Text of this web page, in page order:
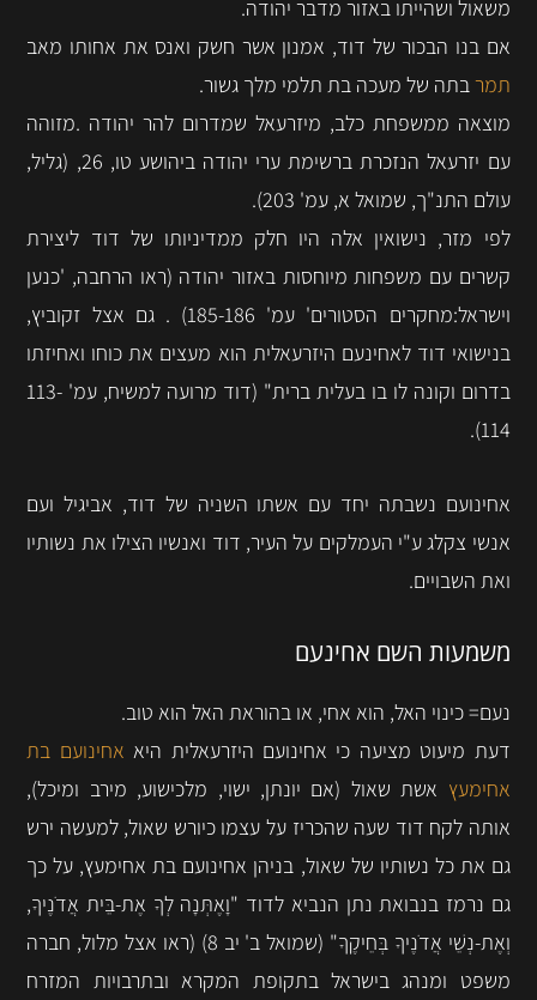
משאול ושהייתו באזור מדבר יהודה.
אם בנו הבכור של דוד, אמנון אשר חשק ואנס את אחותו מאב
תמר בתה של מעכה בת תלמי מלך גשור.
מוצאה ממשפחת כלב, מיזרעאל שמדרום להר יהודה .מזוהה
עם יזרעאל הנזכרת ברשימת ערי יהודה ביהושע טו, 26, (גליל,
עולם התנ"ך, שמואל א, עמ' 203).
לפי מזר, נישואין אלה היו חלק ממדיניותו של דוד ליצירת
קשרים עם משפחות מיוחסות באזור יהודה (ראו הרחבה, 'כנען
וישראל:מחקרים הסטורים' עמ' 185-186) . גם אצל זקוביץ,
בנישואי דוד לאחינעם היזרעאלית הוא מעצים את כוחו ואחיזתו
בדרום וקונה לו בו בעלית ברית" (דוד מרועה למשיח, עמ' 113-
114).
אחינועם נשבתה יחד עם אשתו השניה של דוד, אביגיל ועם
אנשי צקלג ע"י העמלקים על העיר, דוד ואנשיו הצילו את נשותיו
ואת השבויים.
משמעות השם אחינעם
נעם= כינוי האל, הוא אחי, או בהוראת האל הוא טוב.
דעת מיעוט מציעה כי אחינועם היזרעאלית היא אחינועם בת
אחימעץ אשת שאול (אם יונתן, ישוי, מלכישוע, מירב ומיכל),
אותה לקח דוד שעה שהכריז על עצמו כיורש שאול, למעשה ירש
גם את כל נשותיו של שאול, בניהן אחינועם בת אחימעץ, על כך
גם נרמז בנבואת נתן הנביא לדוד "וָאֶתְּנָה לְךָ אֶת-בֵּית אֲדֹנֶיךָ,
וְאֶת-נְשֵׁי אֲדֹנֶיךָ בְּחֵיקֶךָ" (שמואל ב' יב 8) (ראו אצל מלול, חברה
משפט ומנהג בישראל בתקופת המקרא ובתרבויות המזרח